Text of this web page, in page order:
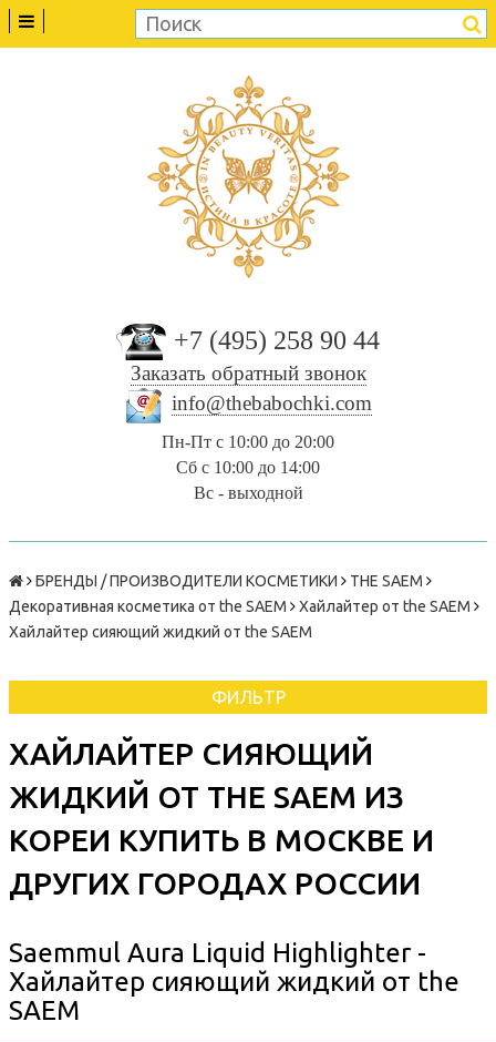
+7 (495) 258 90 44
Заказать обратный звонок
info@thebabochki.com
Пн-Пт с 10:00 до 20:00
Сб с 10:00 до 14:00
Вс - выходной
БРЕНДЫ / ПРОИЗВОДИТЕЛИ КОСМЕТИКИ
THE SAEM
Декоративная косметика от the SAEM
Хайлайтер от the SAEM
Хайлайтер сияющий жидкий от the SAEM
ФИЛЬТР
ХАЙЛАЙТЕР СИЯЮЩИЙ
ЖИДКИЙ ОТ THE SAEM ИЗ
КОРЕИ КУПИТЬ В МОСКВЕ И
ДРУГИХ ГОРОДАХ РОССИИ
Saemmul Aura Liquid Highlighter -
Хайлайтер сияющий жидкий от the
SAEM